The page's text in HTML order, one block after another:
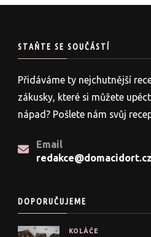
STAŇTE SE SOUČÁSTÍ
Přidáváme ty nejchutnější
zákusky, které si můžete
nápad? Pošlete nám svůj
Email
redakce@domacidort.cz
DOPORUČUJEME
KOLÁČE